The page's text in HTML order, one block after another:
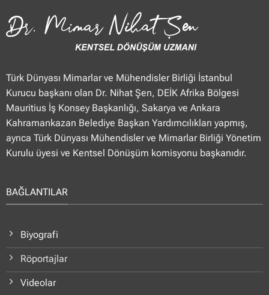
Türk Dünyası Mimarlar ve Mühendisler Birliği İstanbul
Kurucu başkanı olan Dr. Nihat Şen, DEİK Afrika Bölgesi
Mauritius İş Konsey Başkanlığı, Sakarya ve Ankara
Kahramankazan Belediye Başkan Yardımcılıkları yapmış,
ayrıca Türk Dünyası Mühendisler ve Mimarlar Birliği Yönetim
Kurulu üyesi ve Kentsel Dönüşüm komisyonu başkanıdır.
BAĞLANTILAR
Biyografi
Röportajlar
Videolar